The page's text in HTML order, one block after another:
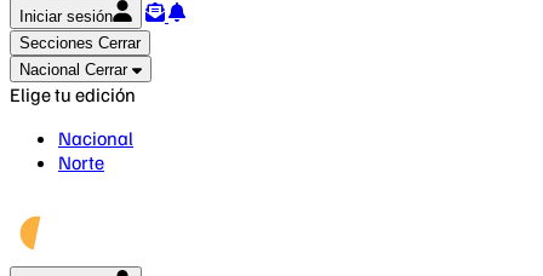
Iniciar sesión
Secciones Cerrar
Nacional Cerrar
Elige tu edición
Nacional
Norte